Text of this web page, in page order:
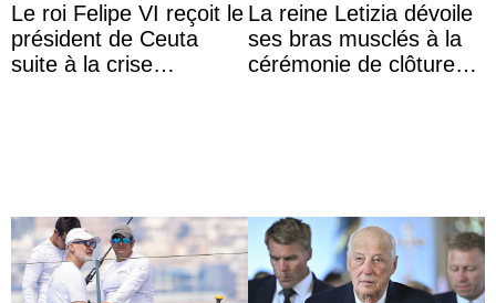
Le roi Felipe VI reçoit le
président de Ceuta
suite à la crise
La reine Letizia dévoile
ses bras musclés à la
cérémonie de clôture